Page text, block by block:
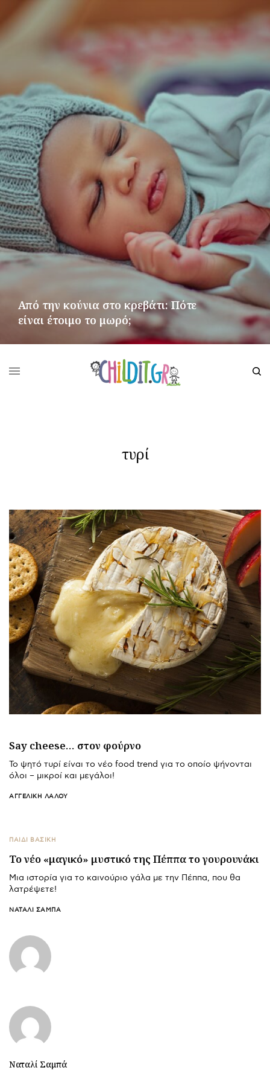
Από την κούνια στο κρεβάτι: Πότε
είναι έτοιμο το μωρό;
τυρί
Say cheese… στον φούρνο
Το ψητό τυρί είναι το νέο food trend για το οποίο ψήνονται
όλοι – μικροί και μεγάλοι!
ΑΓΓΕΛΙΚΉ ΛΆΛΟΥ
ΠΑΙΔΙ ΒΑΣΙΚΉ
Το νέο «μαγικό» μυστικό της Πέππα το γουρουνάκι
Μια ιστορία για το καινούριο γάλα με την Πέππα, που θα
λατρέψετε!
ΝΑΤΑΛΊ ΣΑΜΠΆ
Ναταλί Σαμπά